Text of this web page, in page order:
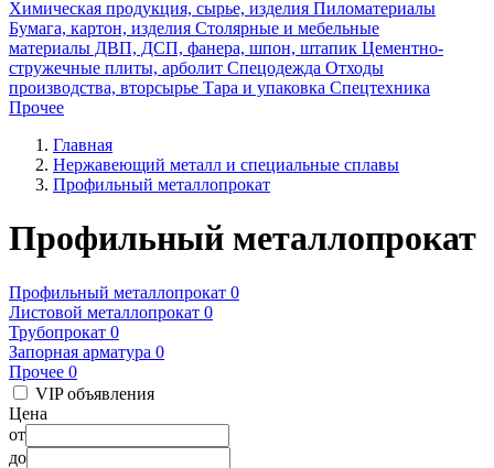
Химическая продукция, сырье, изделия Пиломатериалы
Бумага, картон, изделия Столярные и мебельные
материалы ДВП, ДСП, фанера, шпон, штапик Цементно-
стружечные плиты, арболит Спецодежда Отходы
производства, вторсырье Тара и упаковка Спецтехника
Прочее
Главная
Нержавеющий металл и специальные сплавы
Профильный металлопрокат
Профильный металлопрокат
Профильный металлопрокат 0
Листовой металлопрокат 0
Трубопрокат 0
Запорная арматура 0
Прочее 0
VIP объявления
Цена
от
до